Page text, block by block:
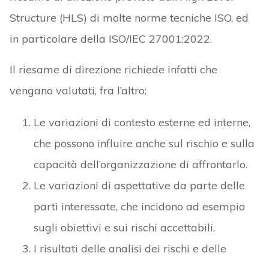
Structure (HLS) di molte norme tecniche ISO, ed
in particolare della ISO/IEC 27001:2022.
Il riesame di direzione richiede infatti che
vengano valutati, fra l’altro:
Le variazioni di contesto esterne ed interne,
che possono influire anche sul rischio e sulla
capacità dell’organizzazione di affrontarlo.
Le variazioni di aspettative da parte delle
parti interessate, che incidono ad esempio
sugli obiettivi e sui rischi accettabili.
I risultati delle analisi dei rischi e delle